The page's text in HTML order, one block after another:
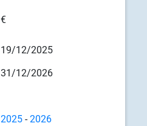
€
19/12/2025
31/12/2026
2025-2026